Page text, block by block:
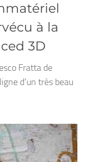
à la
3D
Fratta de
d’un très beau